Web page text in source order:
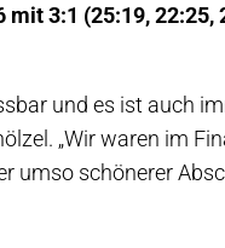
3:1 (25:19, 22:25,
und es ist auch
„Wir waren im
umso schönerer